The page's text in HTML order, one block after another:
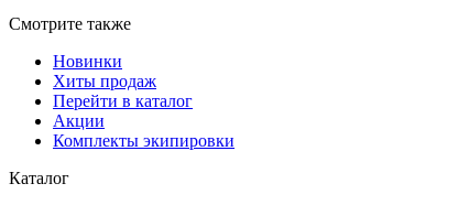
Смотрите также
Новинки
Хиты продаж
Перейти в каталог
Акции
Комплекты экипировки
Каталог